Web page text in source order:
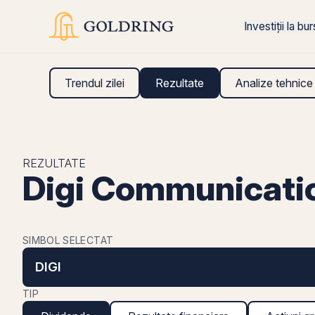
Investiții la
Trendul zilei Rezultate Analize tehnice
REZULTATE
Digi
SIMBOL SELECTAT
DIGI
TIP